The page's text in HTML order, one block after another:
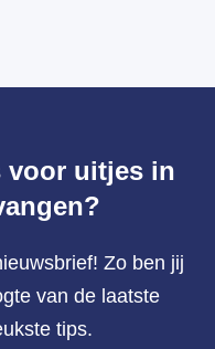
voor uitjes in
Zo ben jij
van de laatste
tips.